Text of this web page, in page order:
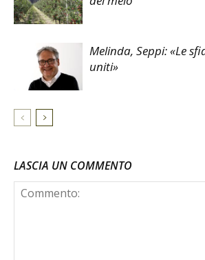
Melinda, Seppi: «Le
uniti»
LASCIA UN COMMENTO